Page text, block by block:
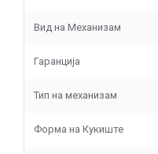
Вид на Механизам
Гаранција
Тип на механизам
Форма на Кукиште